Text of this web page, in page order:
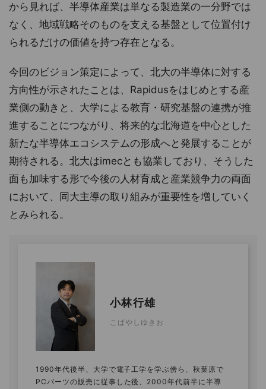
から見れば、半導体産業は単なる製造業の一分野では
なく、地域戦略そのものを支える基盤として位置付け
られるだけの価値を持つ存在となる。
今回のビジョン策定によって、北大の半導体に対する
方向性が示されたことは、Rapidusをはじめとする産
業側の動きと、大学による教育・研究基盤の連携が推
進することにつながり、将来的な北海道を中心とした
新たな半導体エコシステムの形成へと発展することが
期待される。北大はimecとも協業しており、そうした
面も加味する形で今後の人材育成と産業競争力の両面
において、同大主導の取り組みが重要性を増していく
とみられる。
小林行雄
こばやしゆきお
1990年代後半、大学で電子工学を学ぶ傍ら、秋葉原で
PCパーツの販売に従事した後、2000年代前半に半導